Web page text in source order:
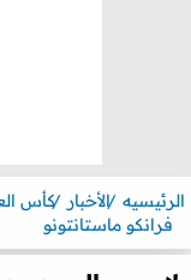
الرئيسيه الأخبار كأس
فرانكو ماستانتونو